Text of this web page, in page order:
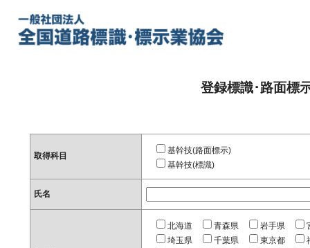
登録標識･路面標
取得科目
基幹技(路面標示)
基幹技(標識)
氏名
北海道 青森県 岩手県
埼玉県
千葉県 東京都